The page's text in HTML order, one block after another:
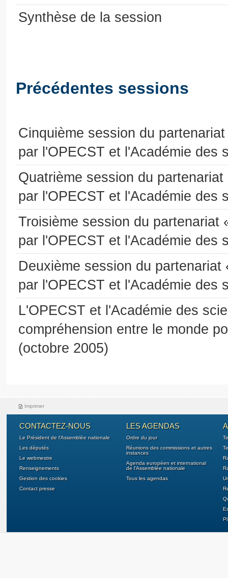
Synthèse de la session
Précédentes sessions
Cinquième session du
par l'OPECST et l'Académie des
Quatrième session du
par l'OPECST et l'Académie des
Troisième session du
par l'OPECST et l'Académie des
Deuxième session du
par l'OPECST et l'Académie des
L'OPECST et l'Académie des
compréhension entre le monde
(octobre 2005)
Imprimer
CONTACTEZ-NOUS
Le Président de l'Assemblée nationale
Les députés
Le webmestre
Renseignements
Gestion des cookies
Contact presse
LES AGENDAS
Ordre du jour
Réunions des commissions et autres
instances
Agenda européen et international
de l'Assemblée nationale
Tous les agendas